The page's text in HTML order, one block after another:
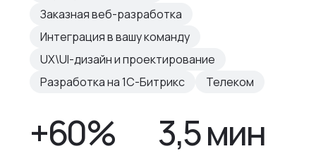
Заказная веб-разработка
Интеграция в вашу команду
UX\UI-дизайн и проектирование
Разработка на 1С-Битрикс
Телеком
+60% 3,5 мин